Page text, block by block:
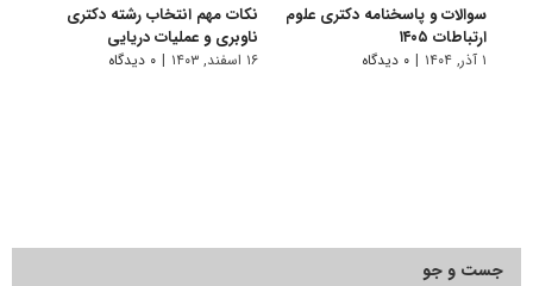
سوالات و پاسخنامه دکتری علوم
ارتباطات ۱۴۰۵
۱ آذر, ۱۴۰۴ | ۰ دیدگاه
نکات مهم انتخاب رشته دکتری
ناوبری و عملیات دریایی
۱۶ اسفند, ۱۴۰۳ | ۰ دیدگاه
جست و جو